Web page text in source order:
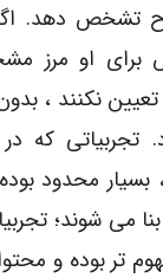
تشخص دهد. اگر
برای او مرز
نکنند ،
تجربیاتی که
محدود
می شوند؛
تر بوده و